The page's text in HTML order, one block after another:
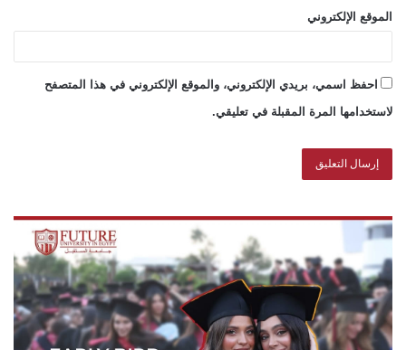
الموقع الإلكتروني
احفظ اسمي، بريدي الإلكتروني، والموقع الإلكتروني في هذا المتصفح
لاستخدامها المرة المقبلة في تعليقي.